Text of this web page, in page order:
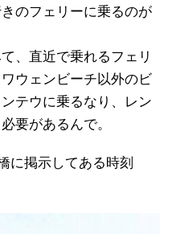
のフェリーに乗るのが
、直近で乗れるフェリ
ウェンビーチ以外のビ
テウに乗るなり、レン
要があるんで。
に掲示してある時刻